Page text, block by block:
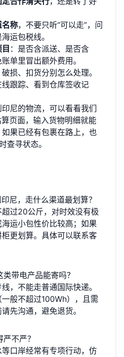
名称，不要只听“可以走”，问
运包税线。
：是否含派送、是否含
单里冒出额外费用。
损、扣货分别怎么处理。
线跟踪、看到仓库签收记
尼的物流，可以看看我们
页面，输入货物明细就能
果已经有包裹在路上，也
查寻状态。
尼，走什么渠道最划算？
过20公斤，对时效没有极
运小包性价比较高；如果
更划算。具体可以联系客
带电产品能寄吗？
，不能走普通国际快递。
般不超过100Wh），且需
先沟通，避免退货。
不严？
口岸经常有专项行动，仿